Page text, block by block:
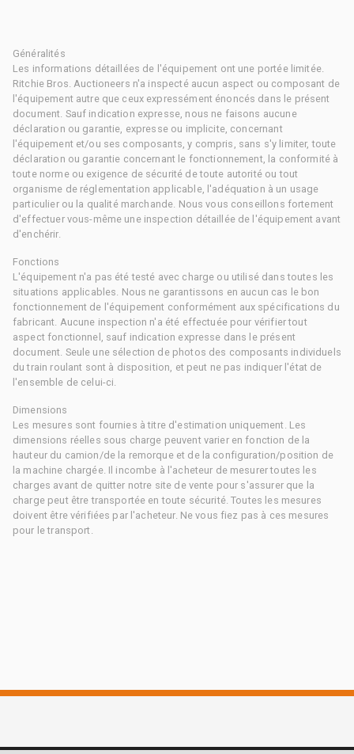
Généralités
Les informations détaillées de l'équipement ont une portée limitée.
Ritchie Bros. Auctioneers n'a inspecté aucun aspect ou composant de
l'équipement autre que ceux expressément énoncés dans le présent
document. Sauf indication expresse, nous ne faisons aucune
déclaration ou garantie, expresse ou implicite, concernant
l'équipement et/ou ses composants, y compris, sans s'y limiter, toute
déclaration ou garantie concernant le fonctionnement, la conformité à
toute norme ou exigence de sécurité de toute autorité ou tout
organisme de réglementation applicable, l'adéquation à un usage
particulier ou la qualité marchande. Nous vous conseillons fortement
d'effectuer vous-même une inspection détaillée de l'équipement avant
d'enchérir.
Fonctions
L'équipement n'a pas été testé avec charge ou utilisé dans toutes les
situations applicables. Nous ne garantissons en aucun cas le bon
fonctionnement de l'équipement conformément aux spécifications du
fabricant. Aucune inspection n'a été effectuée pour vérifier tout
aspect fonctionnel, sauf indication expresse dans le présent
document. Seule une sélection de photos des composants individuels
du train roulant sont à disposition, et peut ne pas indiquer l'état de
l'ensemble de celui-ci.
Dimensions
Les mesures sont fournies à titre d'estimation uniquement. Les
dimensions réelles sous charge peuvent varier en fonction de la
hauteur du camion/de la remorque et de la configuration/position de
la machine chargée. Il incombe à l'acheteur de mesurer toutes les
charges avant de quitter notre site de vente pour s'assurer que la
charge peut être transportée en toute sécurité. Toutes les mesures
doivent être vérifiées par l'acheteur. Ne vous fiez pas à ces mesures
pour le transport.